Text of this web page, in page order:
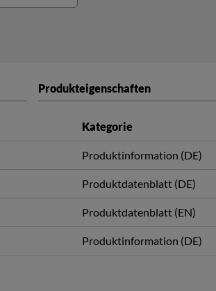
Produkteigenschaften
Kategorie
Produktinformation (DE)
Produktdatenblatt (DE)
Produktdatenblatt (EN)
Produktinformation (DE)